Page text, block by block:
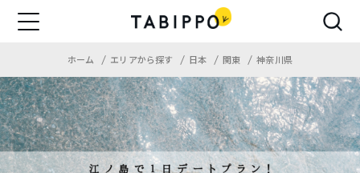
ホーム エリアから探す 日本 関東 神奈川県